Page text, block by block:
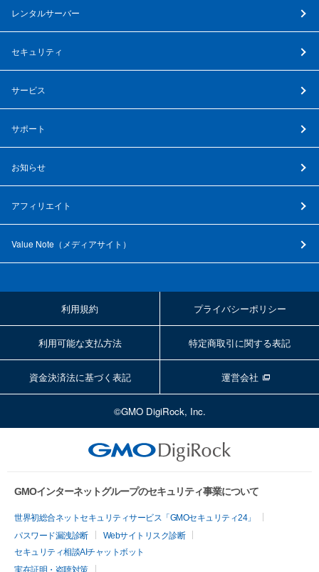
レンタルサーバー
セキュリティ
サービス
サポート
お知らせ
アフィリエイト
Value Note（ メディアサイト ）
利用規約 プライバシーポリシー
利用可能な支払方法 特定商取引に関する表記
資金決済法に基づく表記 運営会社
©GMO DigiRock, Inc.
GMOインターネットグループのセキュリティ事業について
世界初総合ネットセキュリティサービス「GMOセキュリティ24」
パスワード漏洩診断
Webサイトリスク診断
セキュリティ相談AIチャットボット
実在証明・盗聴対策